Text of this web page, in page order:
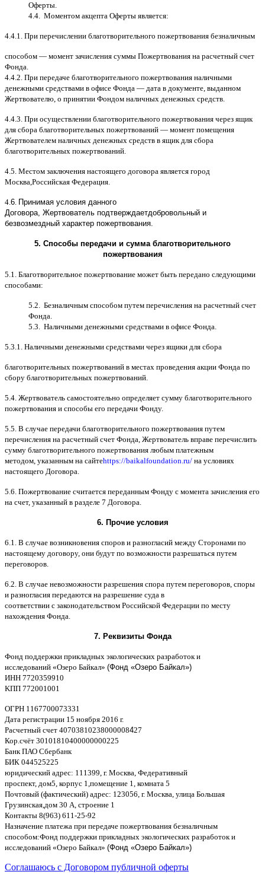
Оферты.
4.4. Моментом акцепта Оферты является:
4.4.1. При перечислении благотворительного пожертвования безналичным
способом — момент зачисления суммы Пожертвования на расчетный счет
Фонда.
4.4.2. При передаче благотворительного пожертвования наличными
денежными средствами в офисе Фонда — дата в документе, выданном
Жертвователю, o принятии Фондом наличных денежных средств.
4.4.3. При осуществлении благотворительного пожертвования через ящик
для сбора благотворительных пожертвований — момент помещения
Жертвователем наличных денежных средств в ящик для сбора
благотворительных пожертвований.
4.5. Местом заключения настоящего договора является город
Москва,Российская Федерация.
4.6. Принимая условия данного
Договора, Жертвователь подтверждаетдобровольный и
безвозмездный характер пожертвования.
5. Способы передачи и сумма благотворительного
пожертвования
5.1. Благотворительное пожертвование может быть передано следующими
способами:
5.2. Безналичным способом путем перечисления на расчетный счет
Фонда.
5.3. Наличными денежными средствами в офисе Фонда.
5.3.1. Наличными денежными средствами через ящики для сбора
благотворительных пожертвований в местах проведения акции Фонда по
сбору благотворительных пожертвований.
5.4. Жертвователь самостоятельно определяет сумму благотворительного
пожертвования и способы его передачи Фонду.
5.5. B случае передачи благотворительного пожертвования путем
перечисления на расчетный счет Фонда, Жертвователь вправе перечислить
сумму благотворительного пожертвования любым платежным
методом, указанным на сайтеhttps://baikalfoundation.ru/ на условиях
настоящего Договора.
5.6. Пожертвование считается переданным Фонду с момента зачисления его
на счет, указанный в разделе 7 Договора.
6. Прочие условия
6.1. B случае возникновения споров и разногласий между Сторонами по
настоящему договору, они будут по возможности разрешаться путем
переговоров.
6.2. B случае невозможности разрешения спора путем переговоров, споры
и разногласия передаются на разрешение суда в
соответствии c законодательством Российской Федерации по месту
нахождения Фонда.
7. Реквизиты Фонда
Фонд поддержки прикладных экологических разработок и
исследований «Озеро Байкал» (Фонд «Озеро Байкал»)
ИНН 7720359910
KПП 772001001
ОГРН 1167700073331
Дата регистрации 15 ноября 2016 г.
Расчетный счет 40703810238000008427
Кор.счёт 30101810400000000225
Банк ПАО Сбербанк
БИК 044525225
юридический адрес: 111399, г. Москва, Федеративный
проспект, дом5, корпус 1,помещение 1, комната 5
Почтовый (фактический) адрес: 123056, г. Москва, улица Большая
Грузинская,дом 30 А, строение 1
Контакты 8(963) 611-25-92
Назначение платежа при передаче пожертвования безналичным
способом:Фонд поддержки прикладных экологических разработок и
исследований «Озеро Байкал» (Фонд «Озеро Байкал»)
Соглашаюсь с Договором публичной оферты